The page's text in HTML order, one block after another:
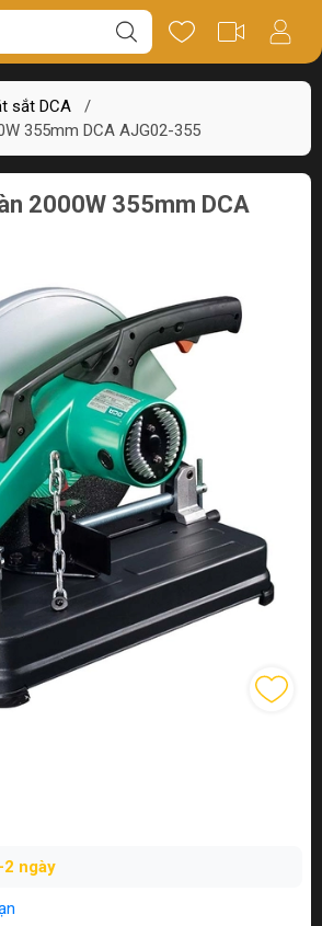
sắt DCA
/
355mm DCA AJG02-355
Thông số Review
2000W 355mm DCA
2 ngày